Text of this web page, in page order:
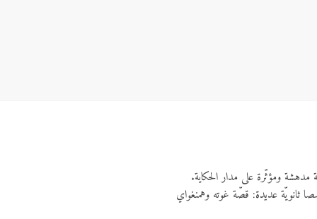
مدهشة ومؤثّرة على مدار الحكاية.
ثانويّة عديدة: قصّة غوته وهمنغواي